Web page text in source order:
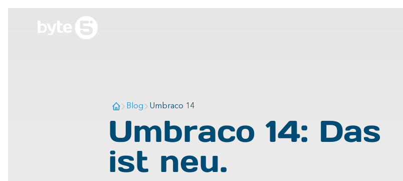
Blog Umbraco 14
Umbraco 14: Das
ist neu.